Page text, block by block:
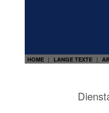
HOME | LANGE TEXTE |